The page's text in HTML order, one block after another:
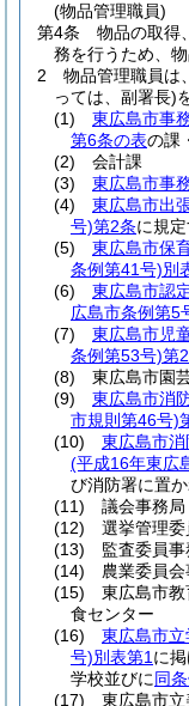
(物品管理職員)
第4条
物品の取得
務を行うため、
2
物品管理職員は
っては、副署長)
(1)
東広島市事
第6条の表の課
(2)
会計課
(3)
東広島市事
(4)
東広島市出
号)第2条に規
(5)
東広島市保
条例第41号)別
(6)
東広島市認
広島市条例第5
(7)
東広島市児
条例第53号)第
(8)
東広島市園
(9)
東広島市消
市規則第46号)
(10)
東広島市
(平成16年東広
び消防署に置
(11)
議会事務局
(12)
選挙管理
(13)
監査委員事
(14)
農業委員会
(15)
東広島市
食センター
(16)
東広島市立
号)別表第1 に
学校並びに同
(17)
東広島市